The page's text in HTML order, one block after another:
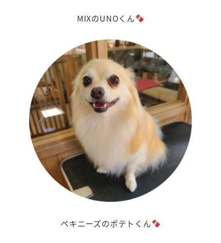
MIXのUNOくん
ペキニーズのポテトくん